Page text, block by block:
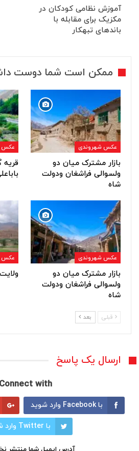
آموزش نظامی کودکان در
مکزیک برای مقابله با
باندهای تبهکار
ممکن است شما دوست
عکس شهروندی
بازار مشترک میان دو
ولسوالی فراشغان ودولت
شاه
عکس
عکس شهروندی
بازار مشترک میان دو
ولسوالی فراشغان ودولت
شاه
عکس
قبلی بعد
ارسال یک پاسخ
Connect with:
با Facebook وارد شوید
با Twitter وارد شوید